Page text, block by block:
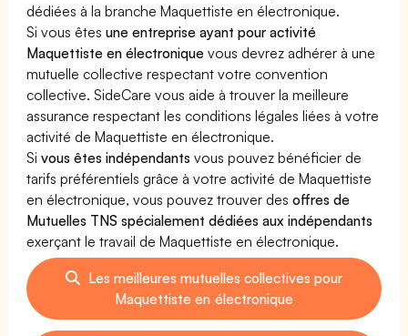
dédiées à la branche Maquettiste en électronique.
Si vous êtesune entreprise ayant pour activité
Maquettiste en électronique vous devrez adhérer à une
mutuelle collective respectant votre convention
collective. SideCare vous aide à trouver la meilleure
assurance respectant les conditions légales liées à votre
activité de Maquettiste en électronique.
Sivous êtes indépendants vous pouvez bénéficier de
tarifs préférentiels grâce à votre activité de Maquettiste
en électronique, vous pouvez trouver desoffres de
Mutuelles TNS spécialement dédiées aux indépendants
exerçant le travail de Maquettiste en électronique.
Les meilleures mutuelles collectives pour
Maquettiste en électronique